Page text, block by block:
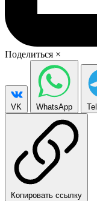
Поделиться ×
VK WhatsApp
Копировать ссылку